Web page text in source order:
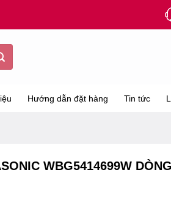
Hướng dẫn đặt hàng Tin tức
WBG5414699W